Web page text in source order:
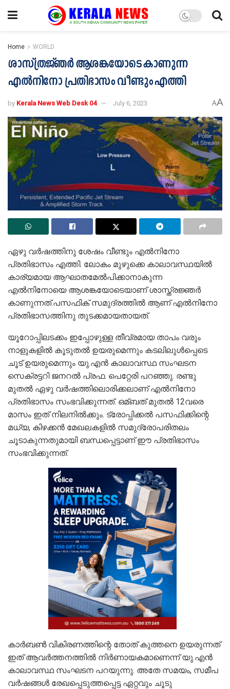
Home WORLD
ശാസ്ത്രജ്ഞര്‍ ആശങ്കയോടെ കാണുന്ന
എല്‍നിനോ പ്രതിഭാസം വീണ്ടും എത്തി
by Kerala News Web Desk 04 July 6, 2023 AA
ഏഴു വര്‍ഷത്തിനു ശേഷം വീണ്ടും എല്‍നിനോ
പ്രതിഭാസം എത്തി. ലോകം മുഴുക്കെ കാലാവസ്ഥയില്‍
കാര്യമായ ആഘാതമേല്‍പിക്കാനാകുന്ന
എല്‍നിനോയെ ആശങ്കയോടെയാണ് ശാസ്ത്രജ്ഞര്‍
കാണുന്നത്.പസഫിക് സമുദ്രത്തില്‍ ആണ് എല്‍നിനോ
പ്രതിഭാസത്തിനു തുടക്കമായതായത്.
യൂറോപ്പിലടക്കം ഇപ്പോഴുള്ള തീവ്രമായ താപം വരും
നാളുകളില്‍ കൂടുതല്‍ ഉയരുമെന്നും കടലിലുള്‍പ്പെടെ
ചൂട് ഉയരുമെന്നും യു.എന്‍ കാലാവസ്ഥ സംഘടന
സെക്രട്ടറി ജനറല്‍ പ്രഫ. പെറ്റേരി പറഞ്ഞു. രണ്ടു
മുതല്‍ ഏഴു വര്‍ഷത്തിലൊരിക്കലാണ് എല്‍നിനോ
പ്രതിഭാസം സംഭവിക്കുന്നത്. ഒമ്ബത് മുതല്‍ 12വരെ
മാസം ഇത് നിലനില്‍ക്കും. ട്രോപ്പിക്കല്‍ പസഫിക്കിന്റെ
മധ്യ, കിഴക്കന്‍ മേഖലകളില്‍ സമുദ്രോപരിതലം
ചൂടാകുന്നതുമായി ബന്ധപ്പെട്ടാണ് ഈ പ്രതിഭാസം
സംഭവിക്കുന്നത്.
കാര്‍ബണ്‍ വികിരണത്തിന്റെ തോത് കുത്തനെ ഉയരുന്നത്
ഇത് ആവര്‍ത്തനത്തില്‍ നിര്‍ണായകമാണെന്ന് യു.എന്‍
കാലാവസ്ഥ സംഘടന പറയുന്നു. അതേ സമയം, സമീപ
വര്‍ഷങ്ങള്‍ രേഖപ്പെടുത്തപ്പെട്ട ഏറ്റവും ചൂടു